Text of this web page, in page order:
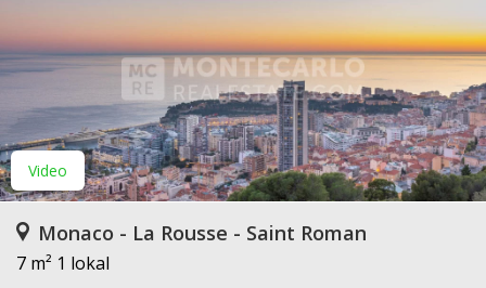
Video
Monaco - La Rousse - Saint Roman
7 m² 1 lokal